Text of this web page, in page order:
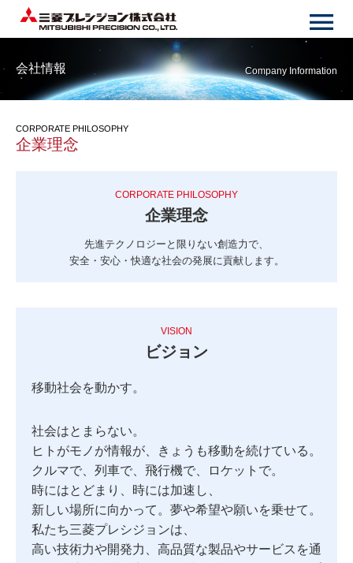
会社情報 Company Information
CORPORATE PHILOSOPHY
企業理念
CORPORATE PHILOSOPHY
企業理念
先進テクノロジーと限りない創造力で、
安全・安心・快適な社会の発展に貢献します。
VISION
ビジョン
移動社会を動かす。
社会はとまらない。
ヒトがモノが情報が、
きょうも移動を続けている。
クルマで、列車で、 飛行機で、ロケットで。
時にはとどまり、時には加速し、
新しい場所に向かって。 夢や希望や願いを乗せて。
私たち三菱プレシジョンは、
高い技術力や開発力、高品質な製品やサービスを通